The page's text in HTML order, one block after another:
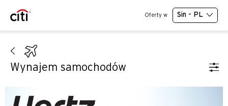
Oferty w Sin - PL
Wynajem samochodów